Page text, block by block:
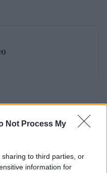
Not Process My
to third parties, or
information for